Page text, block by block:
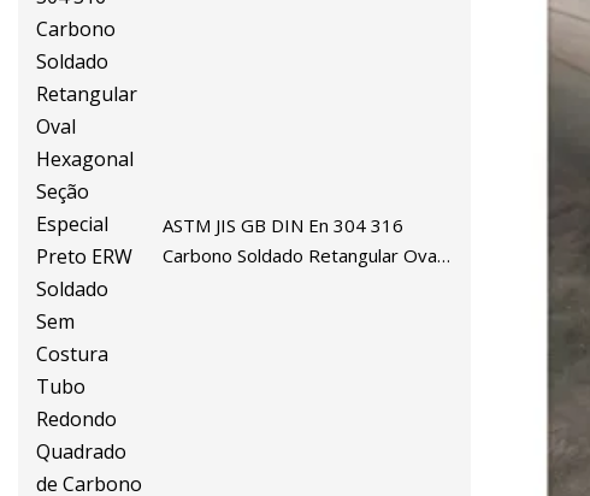
ASTM JIS GB DIN En 304 316
Carbono Soldado Retangular Oval